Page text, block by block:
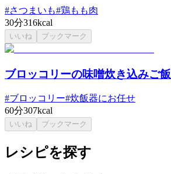
#さつまいも#鶏もも肉
30分316kcal
いいね ブックマーク
ブロッコリーの味噌炊き込みご飯
#ブロッコリー#炊飯器にお任せ
60分307kcal
いいね ブックマーク
レシピを探す